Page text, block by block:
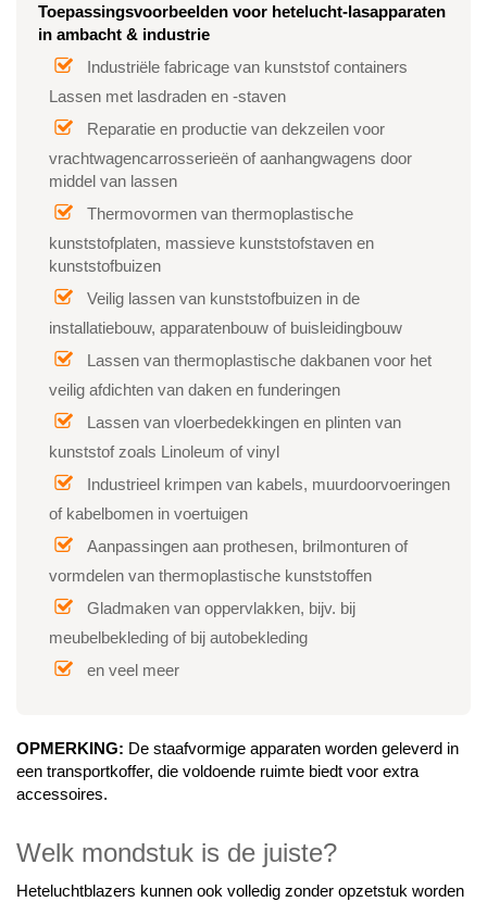
Toepassingsvoorbeelden voor hetelucht-lasapparaten
in ambacht & industrie
Industriële fabricage van kunststof containers
Lassen met lasdraden en -staven
Reparatie en productie van dekzeilen voor
vrachtwagencarrosserieën of aanhangwagens door
middel van lassen
Thermovormen van thermoplastische
kunststofplaten, massieve kunststofstaven en
kunststofbuizen
Veilig lassen van kunststofbuizen in de
installatiebouw, apparatenbouw of buisleidingbouw
Lassen van thermoplastische dakbanen voor het
veilig afdichten van daken en funderingen
Lassen van vloerbedekkingen en plinten van
kunststof zoals Linoleum of vinyl
Industrieel krimpen van kabels, muurdoorvoeringen
of kabelbomen in voertuigen
Aanpassingen aan prothesen, brilmonturen of
vormdelen van thermoplastische kunststoffen
Gladmaken van oppervlakken, bijv. bij
meubelbekleding of bij autobekleding
en veel meer
OPMERKING: De staafvormige apparaten worden geleverd in
een transportkoffer, die voldoende ruimte biedt voor extra
accessoires.
Welk mondstuk is de juiste?
Heteluchtblazers kunnen ook volledig zonder opzetstuk worden